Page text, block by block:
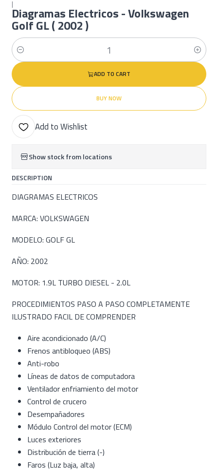
|
Diagramas Electricos - Volkswagen
Golf GL ( 2002 )
Quantity
ADD TO CART
BUY NOW
Add to Wishlist
Show stock from locations
DESCRIPTION
DIAGRAMAS ELECTRICOS
MARCA: VOLKSWAGEN
MODELO: GOLF GL
AÑO: 2002
MOTOR: 1.9L TURBO DIESEL - 2.0L
PROCEDIMIENTOS PASO A PASO COMPLETAMENTE
ILUSTRADO FACIL DE COMPRENDER
Aire acondicionado (A/C)
Frenos antibloqueo (ABS)
Anti-robo
Líneas de datos de computadora
Ventilador enfriamiento del motor
Control de crucero
Desempañadores
Módulo Control del motor (ECM)
Luces exteriores
Distribución de tierra (-)
Faros (Luz baja, alta)